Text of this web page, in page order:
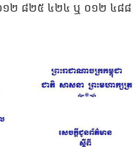
០១២ ៨២៥ ៤២៤ ឬ​ ០១២ ៤